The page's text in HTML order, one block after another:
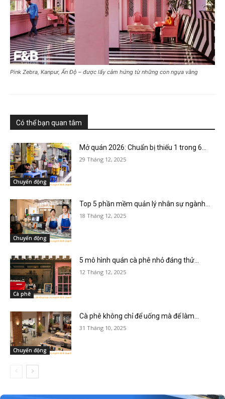
Pink Zebra, Kanpur, Ấn Độ – được lấy cảm hứng từ những con ngựa vằng
Có thể bạn quan tâm
Chuyển động
Mở quán 2026: Chuẩn bị thiếu 1 trong 6...
29 Tháng 12, 2025
Chuyển động
Top 5 phần mềm quản lý nhân sự ngành...
18 Tháng 12, 2025
Cà phê
5 mô hình quán cà phê nhỏ đáng thử...
12 Tháng 12, 2025
Chuyển động
Cà phê không chỉ để uống mà để làm...
31 Tháng 10, 2025